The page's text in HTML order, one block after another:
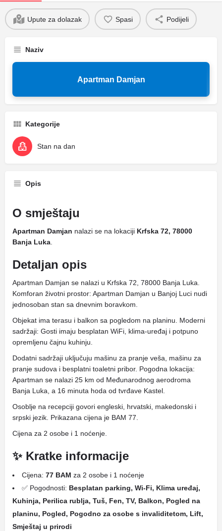
Upute za dolazak Spasi Podijeli
Naziv
Apartman Damjan
Kategorije
Stan na dan
Opis
O smještaju
Apartman Damjan nalazi se na lokaciji Krfska 72, 78000
Banja Luka
Detaljan opis
Apartman Damjan se nalazi u Krfska 72, 78000 Banja Luka.
Komforan životni prostor: Apartman Damjan u Banjoj Luci nudi
jednosoban stan sa dnevnim boravkom.
Objekat ima terasu i balkon sa pogledom na planinu. Moderni
sadržaji: Gosti imaju besplatan WiFi, klima-uređaj i potpuno
opremljenu čajnu kuhinju.
Dodatni sadržaji uključuju mašinu za pranje veša, mašinu za
pranje sudova i besplatni toaletni pribor. Pogodna lokacija:
Apartman se nalazi 25 km od Međunarodnog aerodroma
Banja Luka, a 16 minuta hoda od tvrđave Kastel.
Osoblje na recepciji govori engleski, hrvatski, makedonski i
srpski jezik. Prikazana cijena je BAM 77.
Cijena za 2 osobe i 1 noćenje.
✨ Kratke informacije
Cijena: 77 BAM za 2 osobe i 1 noćenje
✅ Pogodnosti: Besplatan parking, Wi-Fi, Klima uređaj,
Kuhinja, Perilica rublja, Tuš, Fen, TV, Balkon, Pogled na
planinu, Pogled, Pogodno za osobe s invaliditetom, Lift,
Smještaj u prirodi